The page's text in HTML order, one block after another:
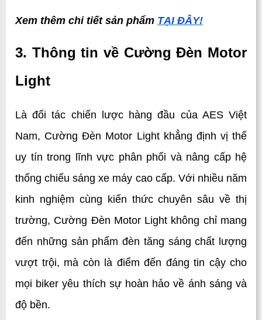
Xem thêm chi tiết sản phẩm TẠI ĐÂY!
3. Thông tin về Cường Đèn Motor
Light
Là đối tác chiến lược hàng đầu của AES Việt
Nam, Cường Đèn Motor Light khẳng định vị thế
uy tín trong lĩnh vực phân phối và nâng cấp hệ
thống chiếu sáng xe máy cao cấp. Với nhiều năm
kinh nghiệm cùng kiến thức chuyên sâu về thị
trường, Cường Đèn Motor Light không chỉ mang
đến những sản phẩm đèn tăng sáng chất lượng
vượt trội, mà còn là điểm đến đáng tin cậy cho
mọi biker yêu thích sự hoàn hảo về ánh sáng và
độ bền.